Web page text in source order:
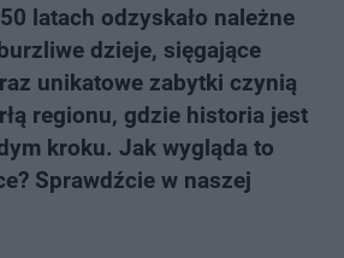
latach odzyskało należne
dzieje, sięgające
unikatowe zabytki czynią
regionu, gdzie historia jest
kroku. Jak wygląda to
Sprawdźcie w naszej